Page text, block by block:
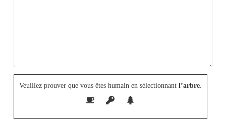
Veuillez prouver que vous êtes humain en sélectionnantl’arbre.